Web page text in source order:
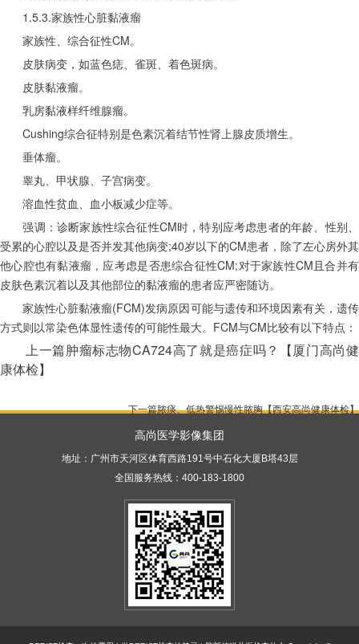
1.5.3.家族性心脏黏液瘤
家族性、综合征性CM。
皮肤病变，如蓝色痣、雀斑、着色斑病。
皮肤黏液瘤。
乳房黏液样纤维腺瘤。
Cushing综合征特别是色素沉着结节性肾上腺皮质增生。
垂体瘤。
睾丸、甲状腺、子宫病变。
溶血性贫血、血小板减少症等。
强调：诊断家族性综合征性CM时，特别应考虑患者的年龄、性别、
受累的心腔以及是否并发其他病变;40岁以下的CM患者，除了左心房外其
他心腔也有黏液瘤，应考虑是否患综合征性CM;对于家族性CM且合并有
皮肤色素沉着以及其他部位的黏液瘤的患者应严密随访。
家族性心脏黏液瘤(FCM)发病原因可能与遗传和环境因素有关，遗传
方式则以常染色体显性遗传的可能性最大。FCM与CM比较有以下特点：
上一篇肿瘤标志物CA724高了就是癌症吗？【厦门高尚健
康体检】
下一篇脓痰、低热警惕慢性脓胸【西安高尚健康体检】
高尚医学影像集团
地址：广州市天河区体育西路191号中石化大厦B塔43层
全国服务热线：400-183-1800